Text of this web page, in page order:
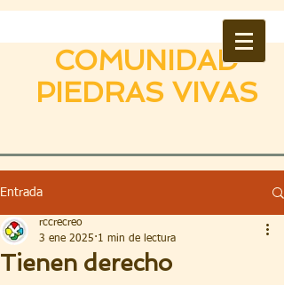
COMUNIDAD
PIEDRAS VIVAS
Entrada
Tienen derecho
rccrecreo
3 ene 2025 1 min de lectura